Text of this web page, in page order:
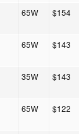
65W $154
65W $143
35W $143
65W $122